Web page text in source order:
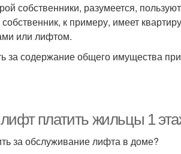
собственники, разумеется,
собственник, к примеру, имеет
или лифтом.
за содержание общего имущества
платить жильцы 1
за обслуживание лифта в доме?